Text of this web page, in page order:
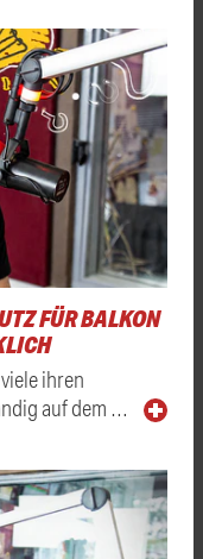
FÜR BALKON
ihren
auf dem …